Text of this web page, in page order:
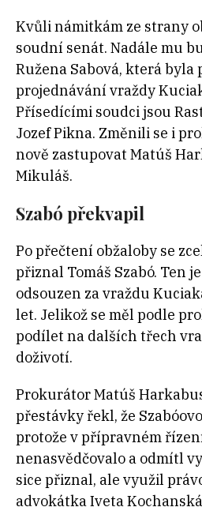
Kvůli námitkám ze strany
soudní senát. Nadále mu
Ružena Sabová, která
projednávání vraždy
Přísedícími soudci jsou
Jozef Pikna. Změnili se i
nově zastupovat Matúš
Mikuláš.
Szabó překvapil
Po přečtení obžaloby se
přiznal Tomáš Szabó. Ten
odsouzen za vraždu
let. Jelikož se měl podle
podílet na dalších třech
doživotí.
Prokurátor Matúš
přestávky řekl, že
protože v přípravném
nenasvědčovalo a odmítl
sice přiznal, ale využil
advokátka Iveta Kochanská